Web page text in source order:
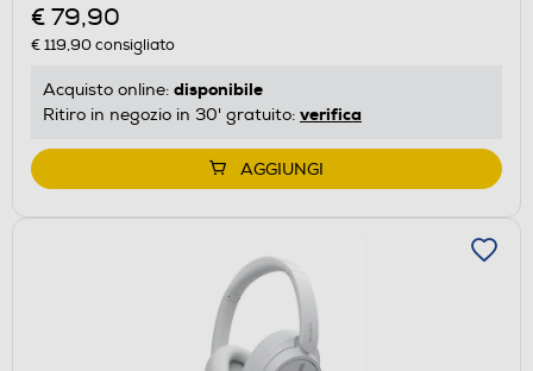
€ 79,90
€ 119,90consigliato
Acquisto online: disponibile
Ritiro in negozio in 30' gratuito: verifica
AGGIUNGI